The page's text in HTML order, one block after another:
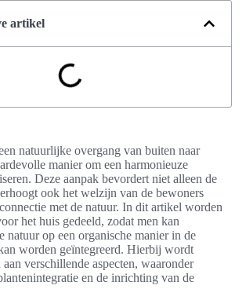
artikel
natuurlijke overgang van buiten naar
manier om een harmonieuze
Deze aanpak bevordert niet alleen de
ook het welzijn van de bewoners
met de natuur. In dit artikel worden
het huis gedeeld, zodat men kan
natuur op een organische manier in de
worden geïntegreerd. Hierbij wordt
aan verschillende aspecten, waaronder
en de inrichting van de